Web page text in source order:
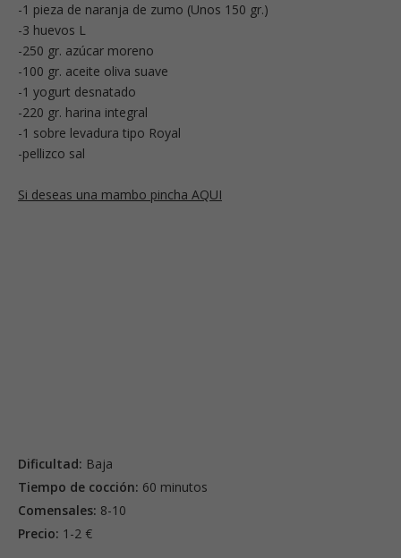
-1 pieza de naranja de zumo (Unos 150 gr.)
-3 huevos L
-250 gr. azúcar moreno
-100 gr. aceite oliva suave
-1 yogurt desnatado
-220 gr. harina integral
-1 sobre levadura tipo Royal
-pellizco sal
Si deseas una mambo pincha AQUI
Dificultad: Baja
Tiempo de cocción: 60 minutos
Comensales: 8-10
Precio: 1-2 €